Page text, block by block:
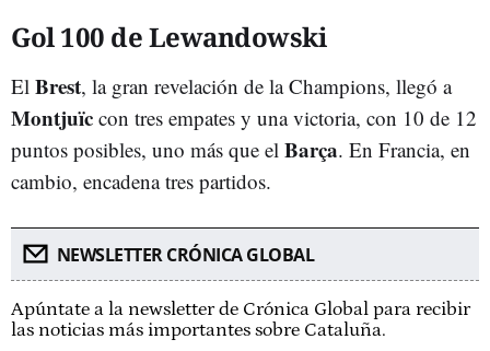
Gol 100 de Lewandowski
El Brest, la gran revelación de la Champions, llegó a
Montjuïc con tres empates y una victoria, con 10 de 12
puntos posibles, uno más que el Barça. En Francia, en
cambio, encadena tres partidos.
NEWSLETTER CRÓNICA GLOBAL
Apúntate a la newsletter de Crónica Global para recibir
las noticias más importantes sobre Cataluña.